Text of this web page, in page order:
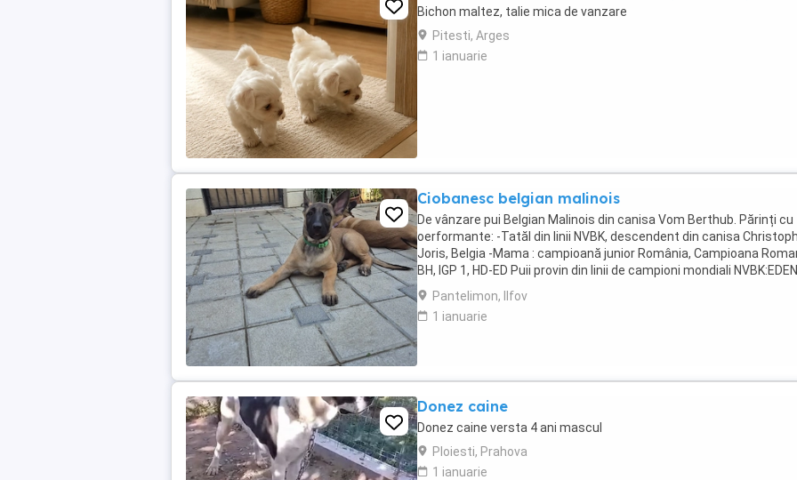
Bichon maltez, talie mica de vanzare
Pitesti, Arges
1 ianuarie
Ciobanesc belgian malinois
De vânzare pui Belgian Malinois din canisa Vom Berthub. Părinți cu
oerformante: -Tatăl din linii NVBK, descendent din canisa
Joris, Belgia -Mama : campioană junior România, Campioana
BH, IGP 1, HD-ED Puii provin din linii de campioni mondiali
Torky, Eriem van het beenhouwerke, ...
Pantelimon, Ilfov
1 ianuarie
Donez caine
Donez caine versta 4 ani mascul
Ploiesti, Prahova
1 ianuarie